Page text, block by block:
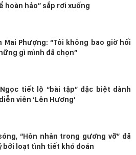
hoàn hảo” sắp rơi xuống
Mai Phượng: “Tôi không bao giờ hối
gì mình đã chọn”
tiết lộ “bài tập” đặc biệt dành
viên ‘Lên Hương’
“Hôn nhân trong gương vỡ” đã
bởi loạt tình tiết khó đoán